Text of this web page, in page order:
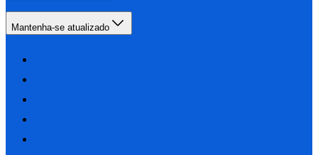
Mantenha-se atualizado